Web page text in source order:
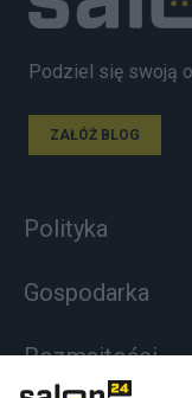
Podziel się swoją
ZAŁÓŻ BLOG
Polityka
Gospodarka
Rozmaitości